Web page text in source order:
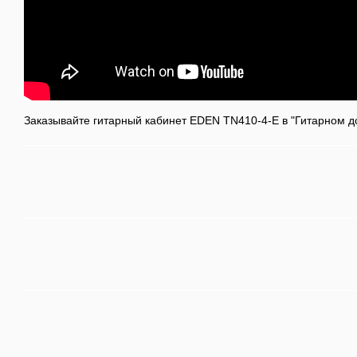
Заказывайте гитарный кабинет EDEN TN410-4-E в "Гитарном